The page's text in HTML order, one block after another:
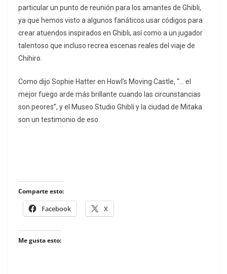
particular un punto de reunión para los amantes de Ghibli,
ya que hemos visto a algunos fanáticos usar códigos para
crear atuendos inspirados en Ghibli, así como a un jugador
talentoso que incluso recrea escenas reales del viaje de
Chihiro.
Como dijo Sophie Hatter en Howl’s Moving Castle, “… el
mejor fuego arde más brillante cuando las circunstancias
son peores”, y el Museo Studio Ghibli y la ciudad de Mitaka
son un testimonio de eso.
Comparte esto:
Facebook X
Me gusta esto: